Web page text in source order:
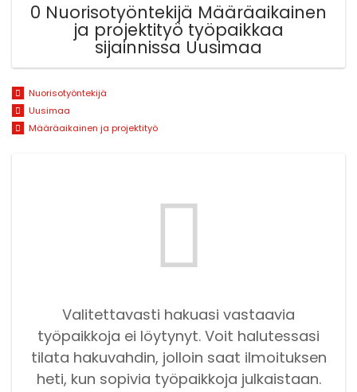
0 Nuorisotyöntekijä Määräaikainen
ja projektityö työpaikkaa
sijainnissa Uusimaa
Nuorisotyöntekijä
Uusimaa
Määräaikainen ja projektityö
Valitettavasti hakuasi vastaavia
työpaikkoja ei löytynyt. Voit halutessasi
tilata hakuvahdin, jolloin saat ilmoituksen
heti, kun sopivia työpaikkoja julkaistaan.